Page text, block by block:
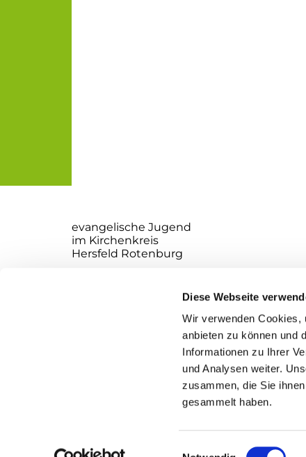
Diese Webseite
Wir verwenden Cookies,
anbieten zu können und
Informationen zu Ihrer
und Analysen weiter.
zusammen, die Sie
gesammelt haben.
Einwilligungsauswahl
evangelische Jugend
im Kirchenkreis
Hersfeld Rotenburg